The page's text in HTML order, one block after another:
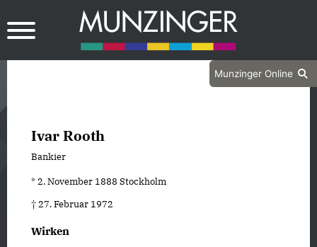
Munzinger Online
Ivar Rooth
Bankier
* 2. November 1888 Stockholm
† 27. Februar 1972
Wirken